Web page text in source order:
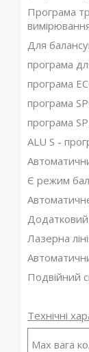
Програма
Для
програма
програма
програма
програма
ALU S -
Є режим
Лазерна
Подвійний
Технічні
Мах вага